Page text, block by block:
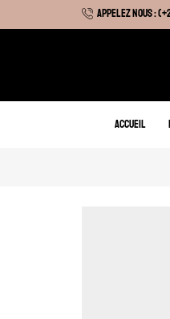
APPELEZ NOUS :
Hiver : Livraison gratuite sur tous
ACCUEIL